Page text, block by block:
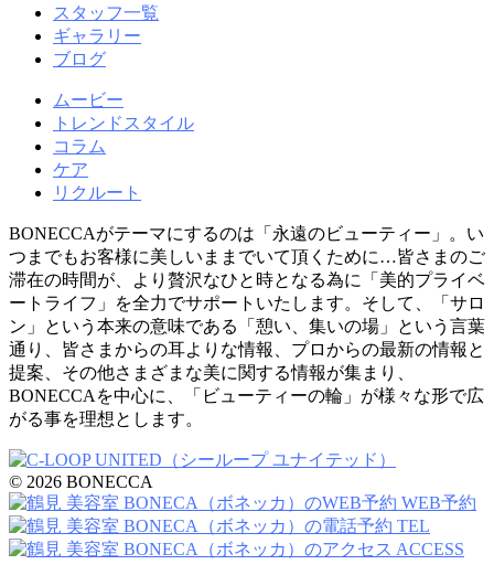
スタッフ一覧
ギャラリー
ブログ
ムービー
トレンドスタイル
コラム
ケア
リクルート
BONECCAがテーマにするのは「永遠のビューティー」。い
つまでもお客様に美しいままでいて頂くために…皆さまのご
滞在の時間が、より贅沢なひと時となる為に「美的プライベ
ートライフ」を全力でサポートいたします。そして、「サロ
ン」という本来の意味である「憩い、集いの場」という言葉
通り、皆さまからの耳よりな情報、プロからの最新の情報と
提案、その他さまざまな美に関する情報が集まり、
BONECCAを中心に、「ビューティーの輪」が様々な形で広
がる事を理想とします。
© 2026 BONECCA
WEB予約
TEL
ACCESS